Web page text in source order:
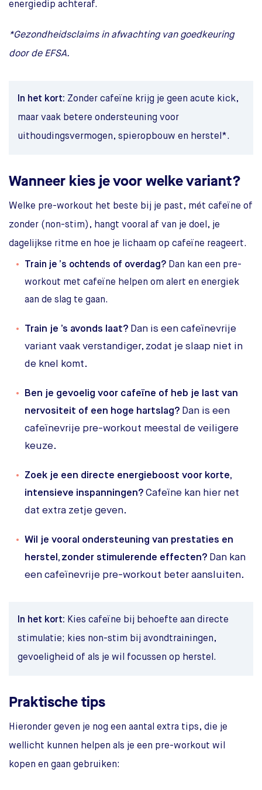
energiedip achteraf.
*Gezondheidsclaims in afwachting van goedkeuring
door de EFSA.
In het kort: Zonder cafeïne krijg je geen acute kick,
maar vaak betere ondersteuning voor
uithoudingsvermogen, spieropbouw en herstel*.
Wanneer kies je voor welke variant?
Welke pre-workout het beste bij je past, mét cafeïne of
zonder (non-stim), hangt vooral af van je doel, je
dagelijkse ritme en hoe je lichaam op cafeïne reageert.
Train je ’s ochtends of overdag? Dan kan een pre-
workout met cafeïne helpen om alert en energiek
aan de slag te gaan.
Train je ’s avonds laat? Dan is een cafeïnevrije
variant vaak verstandiger, zodat je slaap niet in
de knel komt.
Ben je gevoelig voor cafeïne of heb je last van
nervositeit of een hoge hartslag? Dan is een
cafeïnevrije pre-workout meestal de veiligere
keuze.
Zoek je een directe energieboost voor korte,
intensieve inspanningen? Cafeïne kan hier net
dat extra zetje geven.
Wil je vooral ondersteuning van prestaties en
herstel, zonder stimulerende effecten? Dan kan
een cafeïnevrije pre-workout beter aansluiten.
In het kort: Kies cafeïne bij behoefte aan directe
stimulatie; kies non-stim bij avondtrainingen,
gevoeligheid of als je wil focussen op herstel.
Praktische tips
Hieronder geven je nog een aantal extra tips, die je
wellicht kunnen helpen als je een pre-workout wil
kopen en gaan gebruiken: